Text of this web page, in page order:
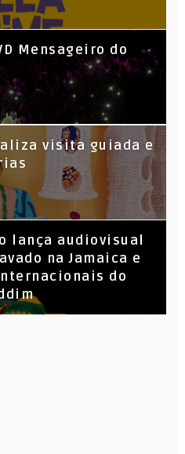
Mensageiro do
DJ Raíz e DJ
14
visita guiada e
lança audiovisual
na Jamaica e
do